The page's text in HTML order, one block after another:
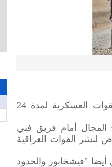
أمر رئيس الوزراء العراقي حيدر العبادي بـ"ايقاف حركة القوات العسكرية لمدة 24
أمام فريق فني
لنشر القوات العراقية
أيضا "فيشخابور والحدود